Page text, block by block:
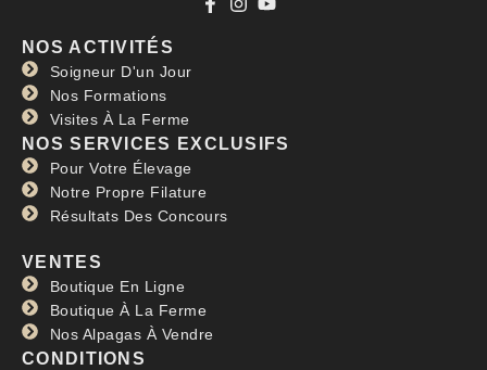
NOS ACTIVITÉS
Soigneur D'un Jour
Nos Formations
Visites À La Ferme
NOS SERVICES EXCLUSIFS
Pour Votre Élevage
Notre Propre Filature
Résultats Des Concours
VENTES
Boutique En Ligne
Boutique À La Ferme
Nos Alpagas À Vendre
CONDITIONS